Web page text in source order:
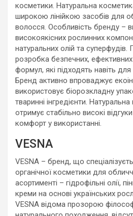
косметики. Натуральна
широкою лінійкою засобів для
волосся. Особливість бренду –
високоякісних рослинних
натуральних олій та суперфудів.
розробка безпечних, ефективних
формул, які підходять навіть для
Бренд активно впроваджує
використовує біорозкладну
тваринні інгредієнти.
отримує стабільно високі
комфорт у використанні.
VESNA
VESNA – бренд, що
органічної косметики для
асортименті – гідрофільні олії,
креми на основі українських
VESNA відома прозорою